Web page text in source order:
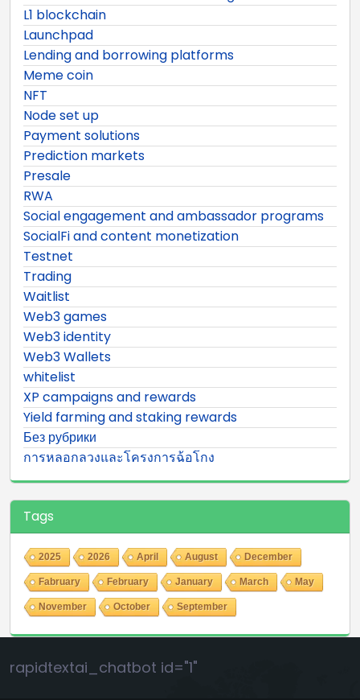
L1 blockchain
Launchpad
Lending and borrowing platforms
Meme coin
NFT
Node set up
Payment solutions
Prediction markets
Presale
RWA
Social engagement and ambassador programs
SocialFi and content monetization
Testnet
Trading
Waitlist
Web3 games
Web3 identity
Web3 Wallets
whitelist
XP campaigns and rewards
Yield farming and staking rewards
Без рубрики
การหลอกลวงและโครงการฉ้อโกง
Tags
2025 2026 April August December
Fabruary February January March May
November October September
rapidtextai_chatbot id="1"